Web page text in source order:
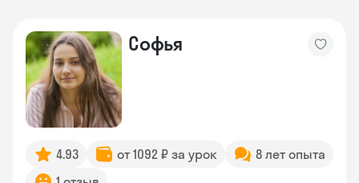
Софья
4.93 от 1092 ₽ за урок
8 лет опыта